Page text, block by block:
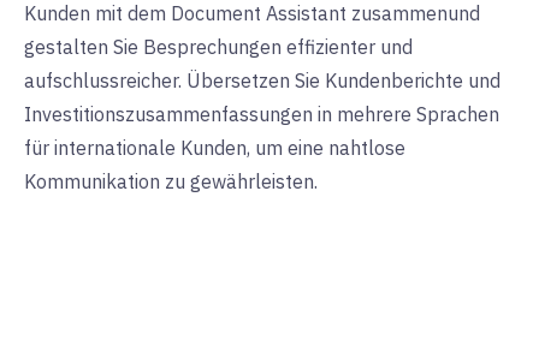
Kunden mit dem Document Assistant zusammenund
gestalten Sie Besprechungen effizienter und
aufschlussreicher. Übersetzen Sie Kundenberichte und
Investitionszusammenfassungen in mehrere Sprachen
für internationale Kunden, um eine nahtlose
Kommunikation zu gewährleisten.